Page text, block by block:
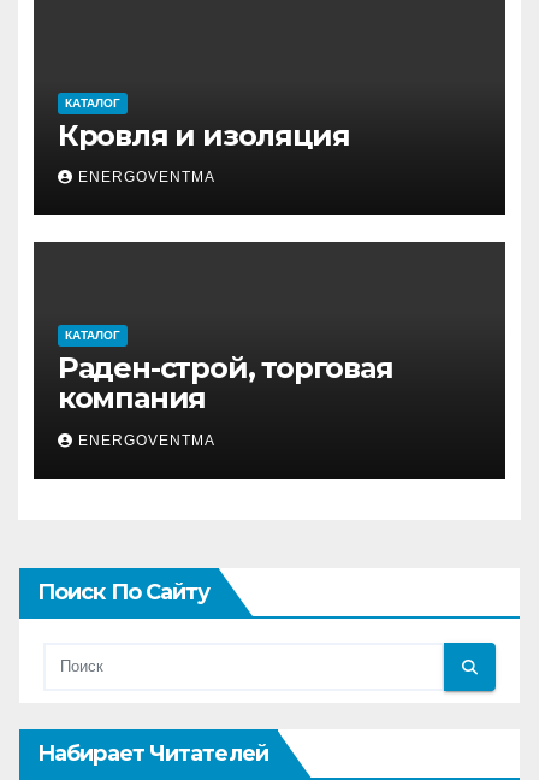
КАТАЛОГ
Кровля и изоляция
ENERGOVENTMA
КАТАЛОГ
Раден-строй, торговая
компания
ENERGOVENTMA
Поиск По Сайту
Набирает Читателей